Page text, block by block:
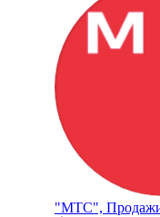
"МТС", Продажи